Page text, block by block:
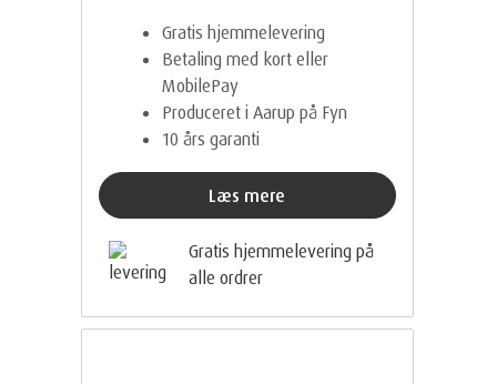
Gratis hjemmelevering
Betaling med kort eller
MobilePay
Produceret i Aarup på Fyn
10 års garanti
Læs mere
Gratis hjemmelevering på
alle ordrer